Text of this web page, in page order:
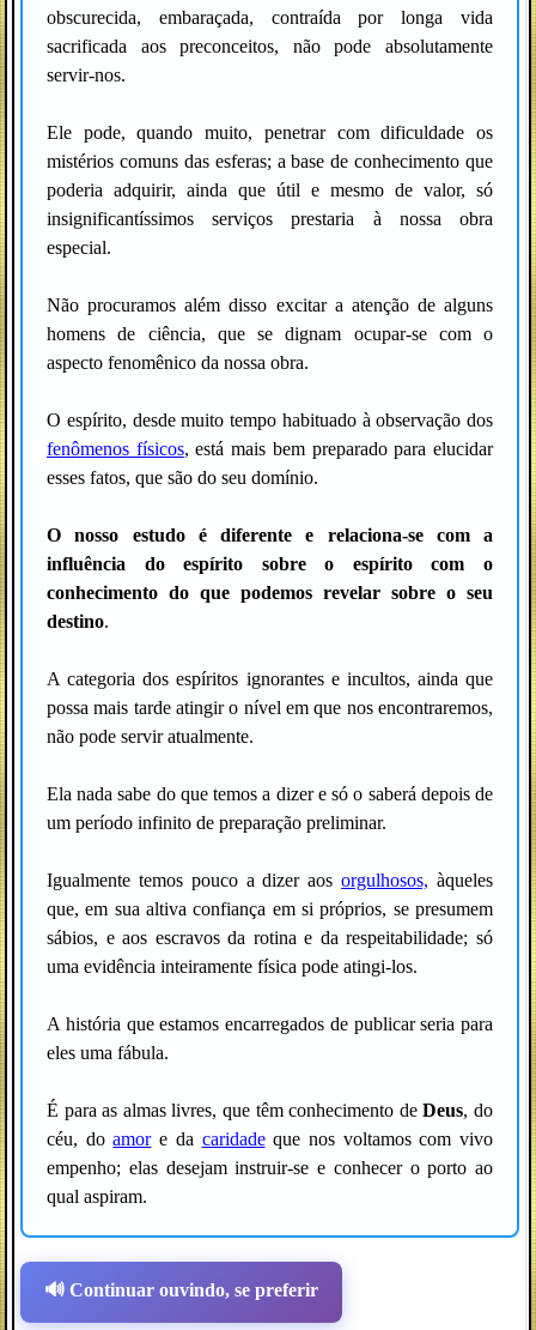
obscurecida, embaraçada, contraída por longa vida
sacrificada aos preconceitos, não pode absolutamente
servir-nos.
Ele pode, quando muito, penetrar com dificuldade os
mistérios comuns das esferas; a base de conhecimento que
poderia adquirir, ainda que útil e mesmo de valor, só
insignificantíssimos serviços prestaria à nossa obra
especial.
Não procuramos além disso excitar a atenção de alguns
homens de ciência, que se dignam ocupar-se com o
aspecto fenomênico da nossa obra.
O espírito, desde muito tempo habituado à observação dos
fenômenos físicos, está mais bem preparado para elucidar
esses fatos, que são do seu domínio.
O nosso estudo é diferente e relaciona-se com a
influência do espírito sobre o espírito com o
conhecimento do que podemos revelar sobre o seu
destino.
A categoria dos espíritos ignorantes e incultos, ainda que
possa mais tarde atingir o nível em que nos encontraremos,
não pode servir atualmente.
Ela nada sabe do que temos a dizer e só o saberá depois de
um período infinito de preparação preliminar.
Igualmente temos pouco a dizer aosorgulhosos, àqueles
que, em sua altiva confiança em si próprios, se presumem
sábios, e aos escravos da rotina e da respeitabilidade; só
uma evidência inteiramente física pode atingi-los.
A história que estamos encarregados de publicar seria para
eles uma fábula.
É para as almas livres, que têm conhecimento deDeus, do
céu, doamore da caridadeque nos voltamos com vivo
empenho; elas desejam instruir-se e conhecer o porto ao
qual aspiram.
🔊 Continuar ouvindo, se preferir